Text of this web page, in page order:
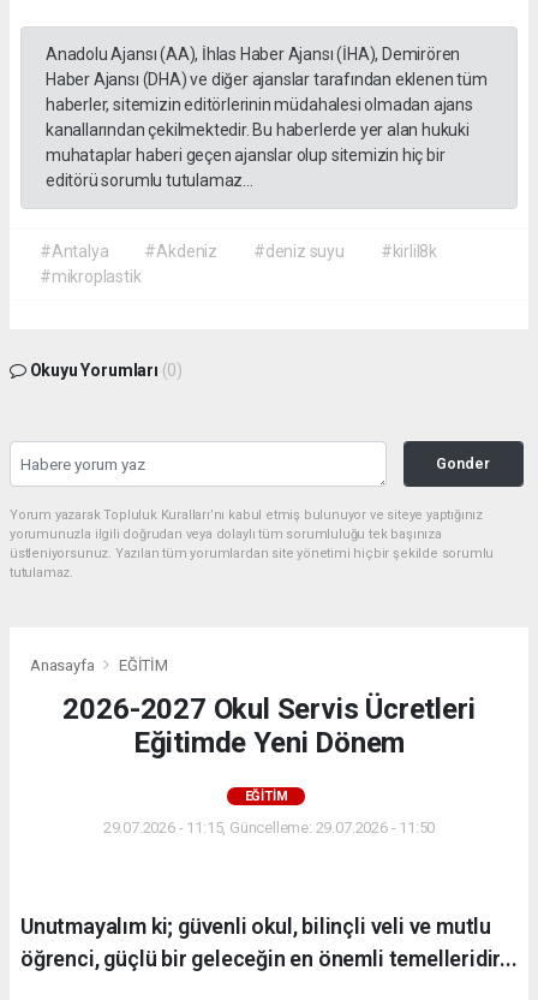
Anadolu Ajansı (AA), İhlas Haber Ajansı (İHA), Demirören
Haber Ajansı (DHA) ve diğer ajanslar tarafından eklenen tüm
haberler, sitemizin editörlerinin müdahalesi olmadan ajans
kanallarından çekilmektedir. Bu haberlerde yer alan hukuki
muhataplar haberi geçen ajanslar olup sitemizin hiç bir
editörü sorumlu tutulamaz...
#Antalya #Akdeniz #deniz suyu
#kirlil8k
#mikroplastik
Okuyu Yorumları (0)
Gonder
Yorum yazarak Topluluk Kuralları’nı kabul etmiş bulunuyor ve siteye yaptığınız
yorumunuzla ilgili doğrudan veya dolaylı tüm sorumluluğu tek başınıza
üstleniyorsunuz. Yazılan tüm yorumlardan site yönetimi hiçbir şekilde sorumlu
tutulamaz.
Anasayfa EĞİTİM
2026-2027 Okul Servis Ücretleri
Eğitimde Yeni Dönem
EĞİTİM
29.07.2026 - 11:15, Güncelleme: 29.07.2026 - 11:50
Unutmayalım ki; güvenli okul, bilinçli veli ve mutlu
öğrenci, güçlü bir geleceğin en önemli temelleridir...